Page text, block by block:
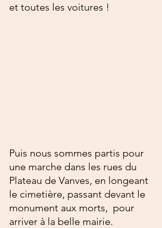
et toutes les voitures !
Puis nous sommes partis pour
une marche dans les rues du
Plateau de Vanves, en longeant
le cimetière, passant devant le
monument aux morts,  pour
arriver à la belle mairie.